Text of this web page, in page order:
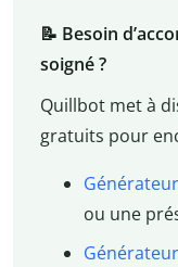
📝 Besoin
soigné ?
Quillbot met à
gratuits pour
ou une